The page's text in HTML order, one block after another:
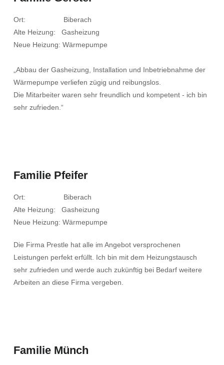
Ort: Biberach
Alte Heizung: Gasheizung
Neue Heizung: Wärmepumpe
„Abbau der Gasheizung, Installation und Inbetriebnahme der
Wärmepumpe verliefen zügig und reibungslos.
Die Mitarbeiter waren sehr freundlich und kompetent - ich bin
sehr zufrieden.“
Familie Pfeifer
Ort: Biberach
Alte Heizung: Gasheizung
Neue Heizung: Wärmepumpe
Die Firma Prestle hat alle im Angebot versprochenen
Leistungen perfekt erfüllt. Ich bin mit dem Heizungstausch
sehr zufrieden und werde auch zukünftig bei Bedarf weitere
Arbeiten an diese Firma vergeben.
Familie Münch